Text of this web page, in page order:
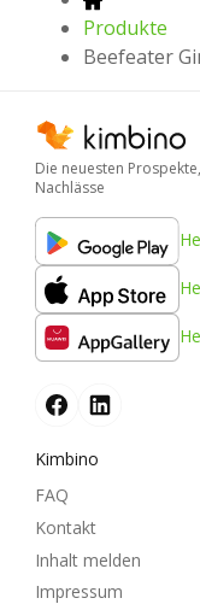
Produkte
Beefeater
Die neuesten
Nachlässe
Kimbino
FAQ
Kontakt
Inhalt melden
Impressum